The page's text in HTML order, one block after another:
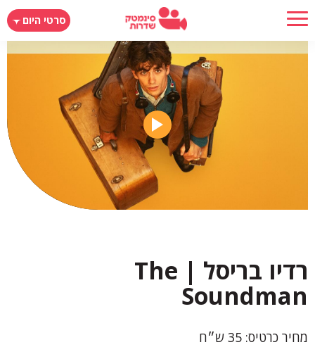
דילוג
לתוכן
העיקרי
סרטי היום
רדיו בריסל | The
Soundman
מחיר כרטיס: 35 ש״ח